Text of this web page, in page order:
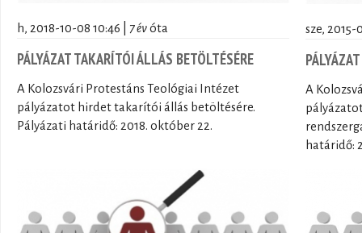
h, 2018-10-08 10:46 | 7 évóta
PÁLYÁZAT TAKARÍTÓI ÁLLÁS BETÖLTÉSÉRE
A Kolozsvári Protestáns Teológiai Intézet
pályázatot hirdet takarítói állás betöltésére.
Pályázati határidő: 2018. október 22.
sze, 2015-
A
határidő: